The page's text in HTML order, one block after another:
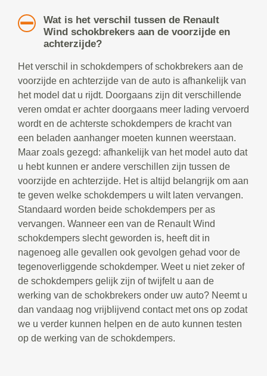
Wat is het verschil tussen de Renault
Wind schokbrekers aan de voorzijde en
achterzijde?
Het verschil in schokdempers of schokbrekers aan de
voorzijde en achterzijde van de auto is afhankelijk van
het model dat u rijdt. Doorgaans zijn dit verschillende
veren omdat er achter doorgaans meer lading vervoerd
wordt en de achterste schokdempers de kracht van
een beladen aanhanger moeten kunnen weerstaan.
Maar zoals gezegd: afhankelijk van het model auto dat
u hebt kunnen er andere verschillen zijn tussen de
voorzijde en achterzijde. Het is altijd belangrijk om aan
te geven welke schokdempers u wilt laten vervangen.
Standaard worden beide schokdempers per as
vervangen. Wanneer een van de Renault Wind
schokdempers slecht geworden is, heeft dit in
nagenoeg alle gevallen ook gevolgen gehad voor de
tegenoverliggende schokdemper. Weet u niet zeker of
de schokdempers gelijk zijn of twijfelt u aan de
werking van de schokbrekers onder uw auto? Neemt u
dan vandaag nog vrijblijvend contact met ons op zodat
we u verder kunnen helpen en de auto kunnen testen
op de werking van de schokdempers.